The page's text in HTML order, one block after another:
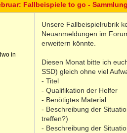
Fallbeispiele to go -
in
Unsere Fallbeispielrubrik
Neuanmeldungen im
erweitern könnte.
Diesen Monat bitte ich
SSD) gleich ohne viel
- Titel
- Qualifikation der Helfer
- Benötigtes Material
- Beschreibung der
treffen?)
- Beschreibung der